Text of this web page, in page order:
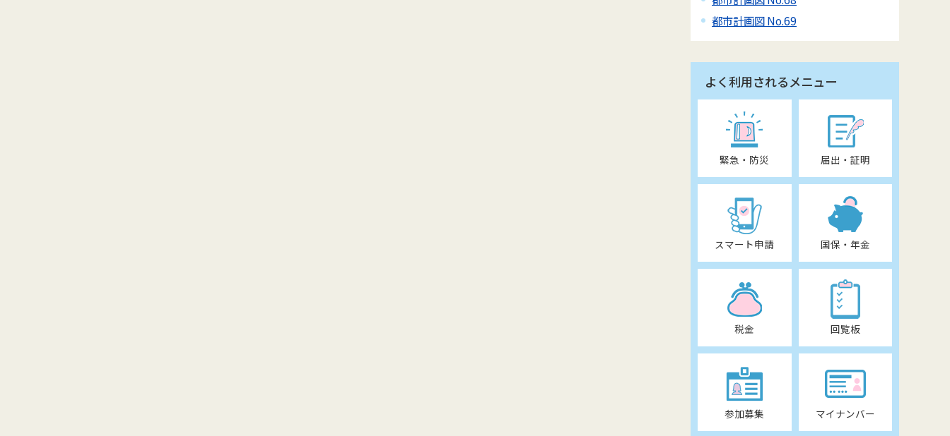
都市計画図 No.69
よく利用されるメニュー
緊急・防災 届出・証明
スマート申請 国保・年金
税金 回覧板
参加募集 マイナンバー